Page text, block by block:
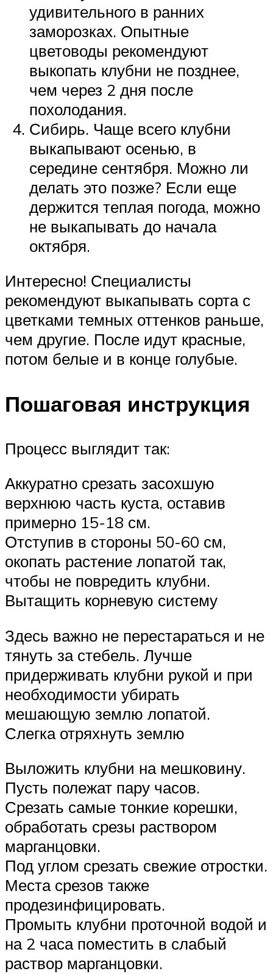
удивительного в ранних
заморозках. Опытные
цветоводы рекомендуют
выкопать клубни не позднее,
чем через 2 дня после
похолодания.
Сибирь. Чаще всего клубни
выкапывают осенью, в
середине сентября. Можно ли
делать это позже? Если еще
держится теплая погода, можно
не выкапывать до начала
октября.
Интересно! Специалисты
рекомендуют выкапывать сорта с
цветками темных оттенков раньше,
чем другие. После идут красные,
потом белые и в конце голубые.
Пошаговая инструкция
Процесс выглядит так:
Аккуратно срезать засохшую
верхнюю часть куста, оставив
примерно 15-18 см.
Отступив в стороны 50-60 см,
окопать растение лопатой так,
чтобы не повредить клубни.
Вытащить корневую систему
Здесь важно не перестараться и не
тянуть за стебель. Лучше
придерживать клубни рукой и при
необходимости убирать
мешающую землю лопатой.
Слегка отряхнуть землю
Выложить клубни на мешковину.
Пусть полежат пару часов.
Срезать самые тонкие корешки,
обработать срезы раствором
марганцовки.
Под углом срезать свежие отростки.
Места срезов также
продезинфицировать.
Промыть клубни проточной водой и
на 2 часа поместить в слабый
раствор марганцовки.